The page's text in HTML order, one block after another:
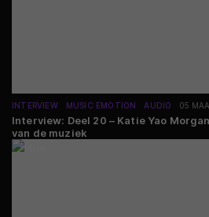
INTERVIEW MUSIC EMOTION AUDIO 05
Interview: Deel 20 – Katie Yao
van de muziek